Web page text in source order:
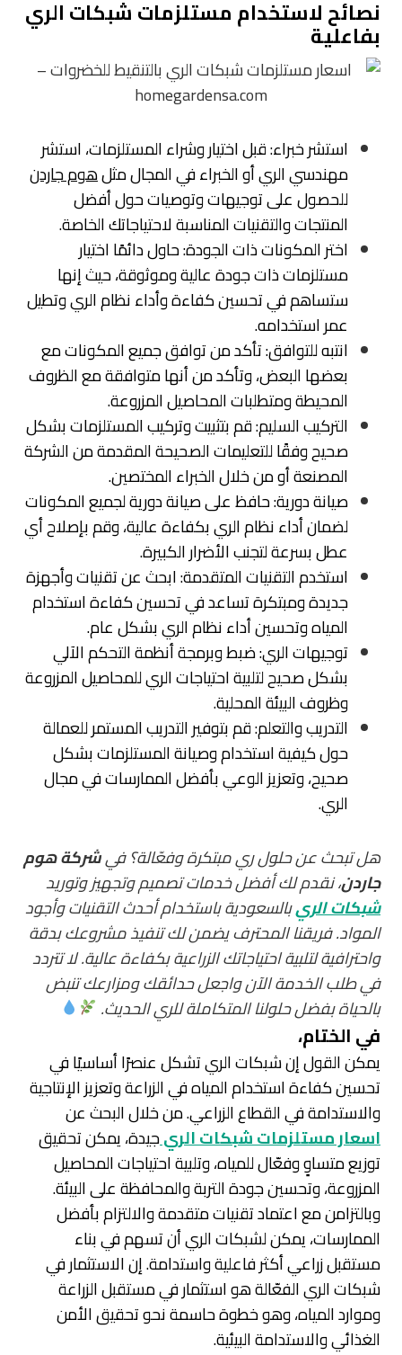
نصائح لاستخدام مستلزمات شبكات الري
بفاعلية
استشر خبراء: قبل اختيار وشراء المستلزمات، استشر
مهندسي الري أو الخبراء في المجال مثلهوم جاردن
للحصول على توجيهات وتوصيات حول أفضل
المنتجات والتقنيات المناسبة لاحتياجاتك الخاصة.
اختر المكونات ذات الجودة: حاول دائمًا اختيار
مستلزمات ذات جودة عالية وموثوقة، حيث إنها
ستساهم في تحسين كفاءة وأداء نظام الري وتطيل
عمر استخدامه.
انتبه للتوافق: تأكد من توافق جميع المكونات مع
بعضها البعض، وتأكد من أنها متوافقة مع الظروف
المحيطة ومتطلبات المحاصيل المزروعة.
التركيب السليم: قم بتثبيت وتركيب المستلزمات بشكل
صحيح وفقًا للتعليمات الصحيحة المقدمة من الشركة
المصنعة أو من خلال الخبراء المختصين.
صيانة دورية: حافظ على صيانة دورية لجميع المكونات
لضمان أداء نظام الري بكفاءة عالية، وقم بإصلاح أي
عطل بسرعة لتجنب الأضرار الكبيرة.
استخدم التقنيات المتقدمة: ابحث عن تقنيات وأجهزة
جديدة ومبتكرة تساعد في تحسين كفاءة استخدام
المياه وتحسين أداء نظام الري بشكل عام.
توجيهات الري: ضبط وبرمجة أنظمة التحكم الآلي
بشكل صحيح لتلبية احتياجات الري للمحاصيل المزروعة
وظروف البيئة المحلية.
التدريب والتعلم: قم بتوفير التدريب المستمر للعمالة
حول كيفية استخدام وصيانة المستلزمات بشكل
صحيح، وتعزيز الوعي بأفضل الممارسات في مجال
الري.
هل تبحث عن حلول ري مبتكرة وفعّالة؟ فيشركة هوم
جاردن، نقدم لك أفضل خدمات تصميم وتجهيز وتوريد
شبكات الريبالسعودية باستخدام أحدث التقنيات وأجود
المواد. فريقنا المحترف يضمن لك تنفيذ مشروعك بدقة
واحترافية لتلبية احتياجاتك الزراعية بكفاءة عالية. لا تتردد
في طلب الخدمة الآن واجعل حدائقك ومزارعك تنبض
بالحياة بفضل حلولنا المتكاملة للري الحديث.
في الختام،
يمكن القول إن شبكات الري تشكل عنصرًا أساسيًا في
تحسين كفاءة استخدام المياه في الزراعة وتعزيز الإنتاجية
والاستدامة في القطاع الزراعي. من خلال البحث عن
اسعار مستلزمات شبكات الريجيدة، يمكن تحقيق
توزيع متساوٍ وفعّال للمياه، وتلبية احتياجات المحاصيل
المزروعة، وتحسين جودة التربة والمحافظة على البيئة.
وبالتزامن مع اعتماد تقنيات متقدمة والالتزام بأفضل
الممارسات، يمكن لشبكات الري أن تسهم في بناء
مستقبل زراعي أكثر فاعلية واستدامة. إن الاستثمار في
شبكات الري الفعّالة هو استثمار في مستقبل الزراعة
وموارد المياه، وهو خطوة حاسمة نحو تحقيق الأمن
الغذائي والاستدامة البيئية.